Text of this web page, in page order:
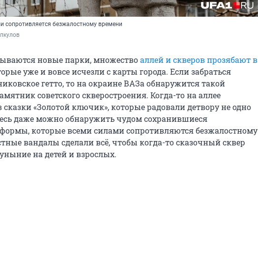
сопротивляется безжалостному времени
новые парки, множествоаллей и скверов прозябают в
уже и вовсе исчезли с карты города. Если забраться
гетто, то на окраине ВАЗа обнаружится такой
советского скверостроения. Когда-то на аллее
сказки «Золотой ключик», которые радовали детвору не одно
даже можно обнаружить чудом сохранившиеся
которые всеми силами сопротивляются безжалостному
вандалы сделали всё, чтобы когда-то сказочный сквер
на детей и взрослых.